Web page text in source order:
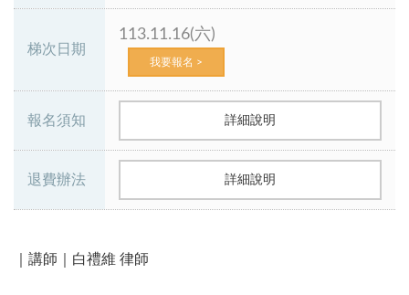
梯次日期
113.11.16(六)
我要報名 >
報名須知 詳細說明
退費辦法 詳細說明
｜講師｜白禮維 律師